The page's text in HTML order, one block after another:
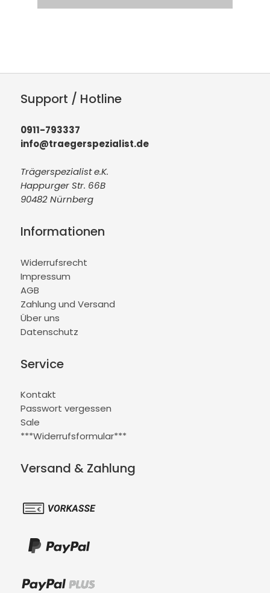
Support / Hotline
0911-793337
info@traegerspezialist.de
Trägerspezialist e.K.
Happurger Str. 66B
90482 Nürnberg
Informationen
Widerrufsrecht
Impressum
AGB
Zahlung und Versand
Über uns
Datenschutz
Service
Kontakt
Passwort vergessen
Sale
***Widerrufsformular***
Versand & Zahlung